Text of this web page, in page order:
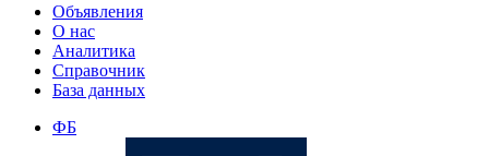
Объявления
О нас
Аналитика
Справочник
База данных
ФБ